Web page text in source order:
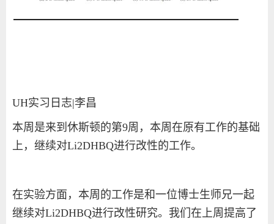
UH实习日志|李昌
本周是来到休斯顿的第9周，本周在原有工作的基础
上，继续对Li2DHBQ进行改性的工作。
在实验方面，本周的工作是和一位博士生师兄一起
继续对Li2DHBQ进行改性研究。我们在上周提高了